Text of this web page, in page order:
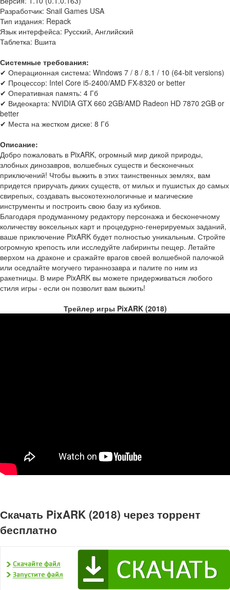
Разработчик: Snail Games USA
Тип издания: Repack
Язык интерфейса: Русский, Английский
Таблетка: Вшита
Системные требования:
✔ Операционная система: Windows 7 / 8 / 8.1 / 10 (64-bit versions)
✔ Процессор: Intel Core i5-2400/AMD FX-8320 or better
✔ Оперативная память: 4 Гб
✔ Видеокарта: NVIDIA GTX 660 2GB/AMD Radeon HD 7870 2GB or
better
✔ Места на жестком диске: 8 Гб
Описание:
Добро пожаловать в PixARK, огромный мир дикой природы,
злобных динозавров, волшебных существ и бесконечных
приключений! Чтобы выжить в этих таинственных землях, вам
придется приручать диких существ, от милых и пушистых до самых
свирепых, создавать высокотехнологичные и магические
инструменты и построить свою базу из кубиков.
Благодаря продуманному редактору персонажа и бесконечному
количеству воксельных карт и процедурно-генерируемых заданий,
ваше приключение PixARK будет полностью уникальным. Стройте
огромную крепость или исследуйте лабиринты пещер. Летайте
верхом на драконе и сражайте врагов своей волшебной палочкой
или оседлайте могучего тираннозавра и палите по ним из
ракетницы. В мире PixARK вы можете придерживаться любого
стиля игры - если он позволит вам выжить!
Трейлер игры PixARK (2018)
Скачать PixARK (2018) через торрент
бесплатно